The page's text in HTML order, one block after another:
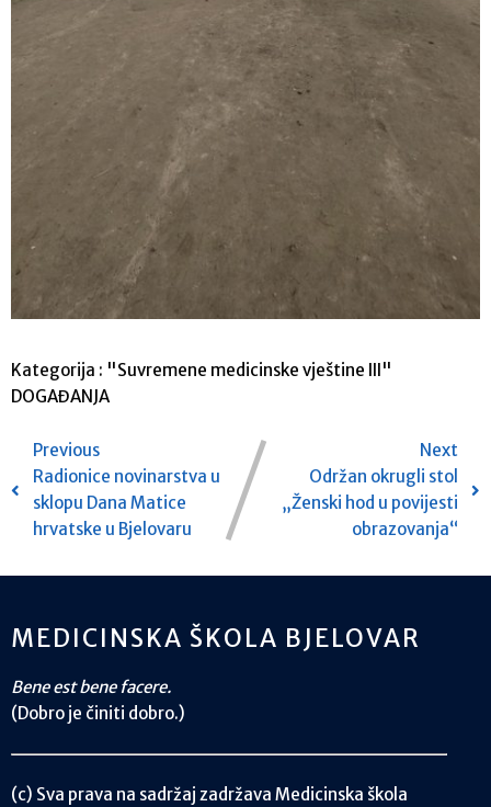
Kategorija : "Suvremene medicinske vještine III"
DOGAĐANJA
Previous
Radionice novinarstva u
sklopu Dana Matice
hrvatske u Bjelovaru
Next
Održan okrugli stol
„Ženski hod u povijesti
obrazovanja“
MEDICINSKA ŠKOLA BJELOVAR
Bene est bene facere.
(Dobro je činiti dobro.)
(c) Sva prava na sadržaj zadržava Medicinska škola